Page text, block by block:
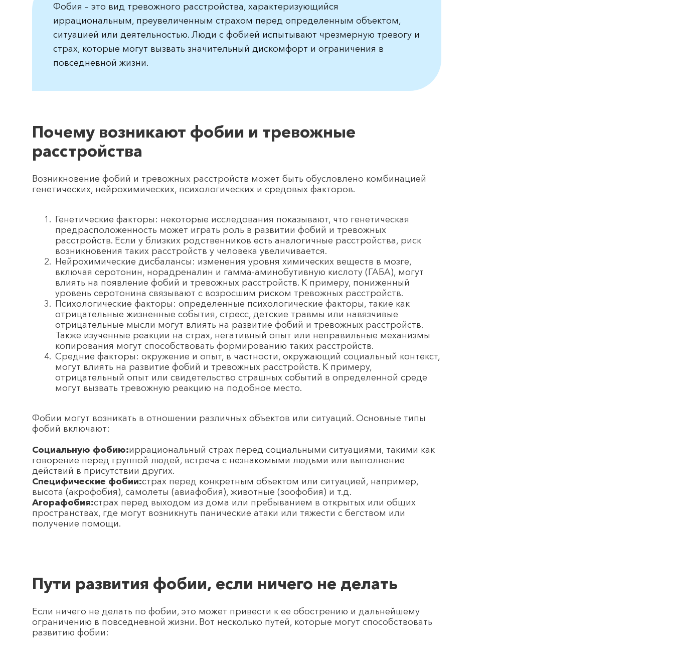
Фобия – это вид тревожного расстройства, характеризующийся
иррациональным, преувеличенным страхом перед определенным объектом,
ситуацией или деятельностью. Люди с фобией испытывают чрезмерную тревогу и
страх, которые могут вызвать значительный дискомфорт и ограничения в
повседневной жизни.
Почему возникают фобии и тревожные
расстройства
Возникновение фобий и тревожных расстройств может быть обусловлено комбинацией
генетических, нейрохимических, психологических и средовых факторов.
Генетические факторы: некоторые исследования показывают, что генетическая
предрасположенность может играть роль в развитии фобий и тревожных
расстройств. Если у близких родственников есть аналогичные расстройства, риск
возникновения таких расстройств у человека увеличивается.
Нейрохимические дисбалансы: изменения уровня химических веществ в мозге,
включая серотонин, норадреналин и гамма-аминобутивную кислоту (ГАБА), могут
влиять на появление фобий и тревожных расстройств. К примеру, пониженный
уровень серотонина связывают с возросшим риском тревожных расстройств.
Психологические факторы: определенные психологические факторы, такие как
отрицательные жизненные события, стресс, детские травмы или навязчивые
отрицательные мысли могут влиять на развитие фобий и тревожных расстройств.
Также изученные реакции на страх, негативный опыт или неправильные механизмы
копирования могут способствовать формированию таких расстройств.
Средние факторы: окружение и опыт, в частности, окружающий социальный контекст,
могут влиять на развитие фобий и тревожных расстройств. К примеру,
отрицательный опыт или свидетельство страшных событий в определенной среде
могут вызвать тревожную реакцию на подобное место.
Фобии могут возникать в отношении различных объектов или ситуаций. Основные типы
фобий включают:
Социальную фобию:иррациональный страх перед социальными ситуациями, такими как
говорение перед группой людей, встреча с незнакомыми людьми или выполнение
действий в присутствии других.
Специфические фобии:страх перед конкретным объектом или ситуацией, например,
высота (акрофобия), самолеты (авиафобия), животные (зоофобия) и т.д.
Агорафобия:страх перед выходом из дома или пребыванием в открытых или общих
пространствах, где могут возникнуть панические атаки или тяжести с бегством или
получение помощи.
Пути развития фобии, если ничего не делать
Если ничего не делать по фобии, это может привести к ее обострению и дальнейшему
ограничению в повседневной жизни. Вот несколько путей, которые могут способствовать
развитию фобии: